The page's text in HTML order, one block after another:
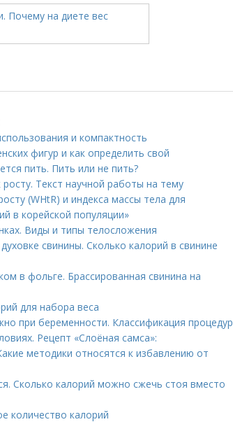
и компактность
фигур и как определить свой
пить. Пить или не пить?
Текст научной работы на тему
(WHtR) и индекса массы тела для
в корейской популяции»
Виды и типы телосложения
свинины. Сколько калорий в свинине
в фольге. Брассированная свинина на
для набора веса
при беременности. Классификация процедур
Рецепт «Слоёная самса»:
методики относятся к избавлению от
Сколько калорий можно сжечь стоя вместо
количество калорий